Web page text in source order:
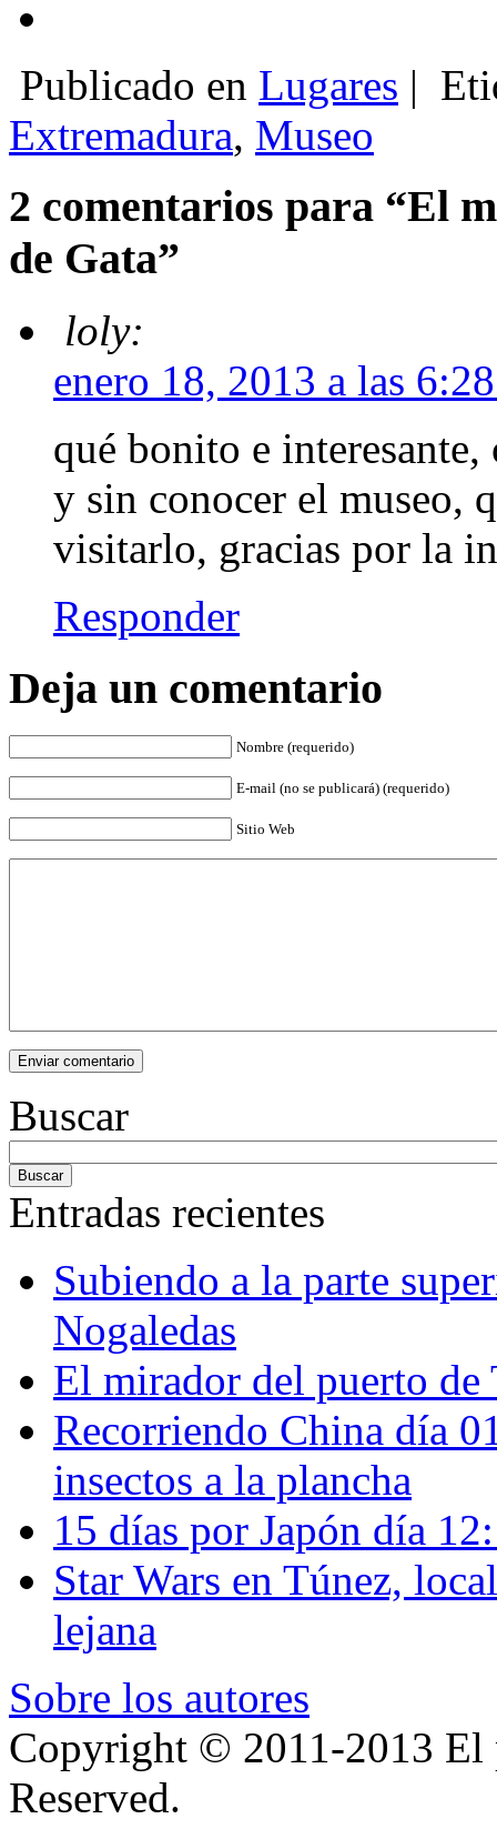
Publicado en Lugares |
Extremadura, Museo
2 comentarios para “El
de Gata”
loly:
enero 18, 2013 a las
qué bonito e
y sin conocer el museo,
visitarlo, gracias por la
Responder
Deja un comentario
Nombre (requerido)
E-mail (no se publicará) (requerido)
Sitio Web
Buscar
Entradas recientes
Subiendo a la parte
Nogaledas
El mirador del puerto de
Recorriendo China día
insectos a la plancha
15 días por Japón día
Star Wars en Túnez,
lejana
Sobre los autores
Copyright © 2011-2013 El
Reserved.